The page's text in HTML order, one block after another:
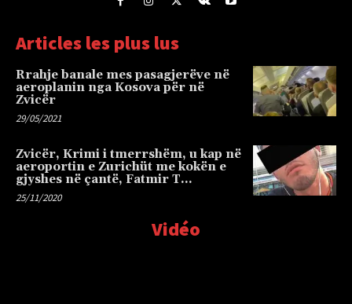
Articles les plus lus
Rrahje banale mes pasagjerëve në
aeroplanin nga Kosova për në
Zvicër
29/05/2021
Zvicër, Krimi i tmerrshëm, u kap në
aeroportin e Zurichüt me kokën e
gjyshes në çantë, Fatmir T…
25/11/2020
Vidéo